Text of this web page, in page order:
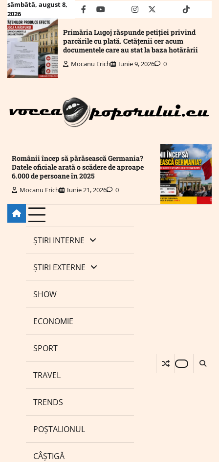
Skip
content
sâmbătă, august 8,
2026
facebookyoutubeMailinstagram
twitter truthtiktok
Primăria Lugoj răspunde petiției privind
parcările cu plată. Cetățenii cer acum
documentele care au stat la baza hotărârii
Mocanu Erich Iunie 9, 2026 0
Românii încep să părăsească Germania?
Datele oficiale arată o scădere de aproape
6.000 de persoane în 2025
Mocanu Erich Iunie 21, 2026 0
ȘTIRI INTERNE
ȘTIRI EXTERNE
SHOW
ECONOMIE
SPORT
TRAVEL
TRENDS
POȘTALIONUL
CÂȘTIGĂ